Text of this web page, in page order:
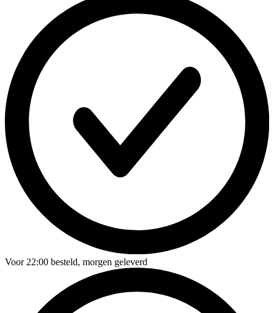
Voor22:00 besteld, morgen geleverd